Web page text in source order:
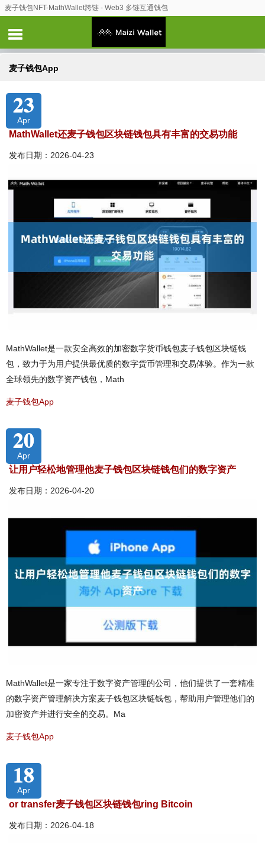
麦子钱包NFT-MathWallet跨链 - Web3 多链互通钱包
麦子钱包App
23
Apr
MathWallet还麦子钱包区块链钱包具有丰富的交易功能
发布日期：2026-04-23
MathWallet是一款安全高效的加密数字货币钱包麦子钱包区块链钱
包，致力于为用户提供最优质的数字货币管理和交易体验。作为一款
全球领先的数字资产钱包，Math
麦子钱包App
20
Apr
让用户轻松地管理他麦子钱包区块链钱包们的数字资产
发布日期：2026-04-20
MathWallet是一家专注于数字资产管理的公司，他们提供了一套精准
的数字资产管理解决方案麦子钱包区块链钱包，帮助用户管理他们的
加密资产并进行安全的交易。Ma
麦子钱包App
18
Apr
or transfer麦子钱包区块链钱包ring Bitcoin
发布日期：2026-04-18